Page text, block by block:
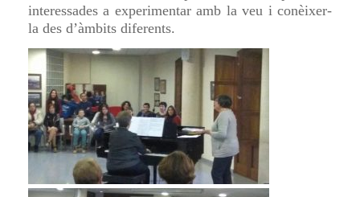
interessades a experimentar amb la veu i conèixer-
la des d’àmbits diferents.